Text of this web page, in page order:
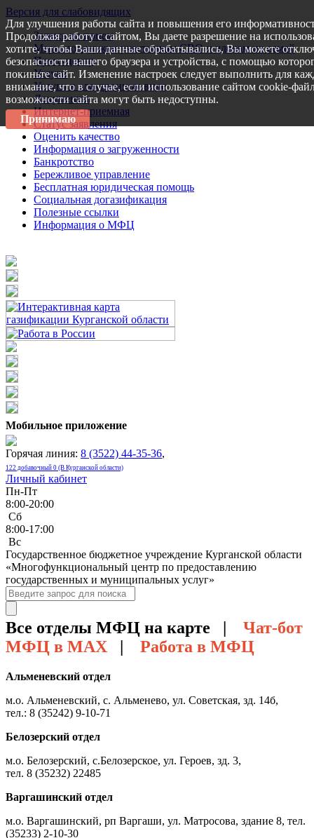
Версия для слабовидящих
Запись на прием
Меры поддержки участникам СВО и членам их семей
Пресс-центр
Услуги
Услуги в электронном виде
Документы
Интернет-приемная
Статус заявления
Оценить качество
Информация о загруженности
Банкротство
Бережливое управление
Бесплатная юридическая помощь
Социальная догазификация
Полезные ссылки
Информация о МФЦ
Мобильное приложение
Горячая линия: 8 (3522) 44-35-36,
122 добавочный 0 (В Курганской области)
Личный кабинет
Пн-Пт
8:00-20:00
Сб
8:00-17:00
Bc
Государственное бюджетное учреждение Курганской области
«Многофункциональный центр по предоставлению
государственных и муниципальных услуг»
Все отделы МФЦ на карте | Чат-бот
МФЦ в MAX | Работа в МФЦ
Альменевский отдел
м.о. Альменевский, с. Альменево, ул. Советская, зд. 14б,
тел.: 8 (35242) 9-10-71
Белозерский отдел
м.о. Белозерский, с.Белозерское, ул. Героев, зд. 3,
тел. 8 (35232) 22485
Варгашинский отдел
м.о. Варгашинский, рп Варгаши, ул. Матросова, здание 8, тел.
(35233) 2-10-30
Для улучшения работы сайта и повышения его
Продолжая работу с сайтом, Вы даете разрешение на
хотите, чтобы Ваши данные обрабатывались, Вы можете
безопасности вашего браузера и устройства, с помощью
покиньте сайт. Изменение настроек следует выполнить для
внимание, что в случае, если использование сайтом cookie-
возможности сайта могут быть недоступны.
Принимаю